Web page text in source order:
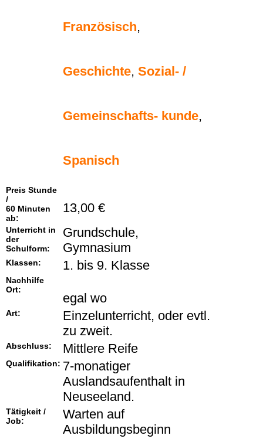
Französisch,
Geschichte, Sozial- /
Gemeinschafts- kunde,
Spanisch
Preis Stunde
/
60 Minuten
ab:
13,00 €
Unterricht in
der
Schulform:
Grundschule,
Gymnasium
Klassen: 1. bis 9. Klasse
Nachhilfe
Ort:
egal wo
Art:
Einzelunterricht, oder evtl.
zu zweit.
Abschluss: Mittlere Reife
Qualifikation: 7-monatiger
Auslandsaufenthalt in
Neuseeland.
Tätigkeit /
Job:
Warten auf
Ausbildungsbeginn